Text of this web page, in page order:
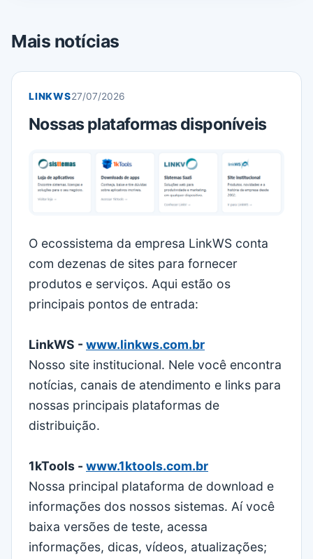
Mais notícias
LINKWS27/07/2026
Nossas plataformas disponíveis
O ecossistema da empresa LinkWS conta
com dezenas de sites para fornecer
produtos e serviços. Aqui estão os
principais pontos de entrada:
LinkWS - www.linkws.com.br
Nosso site institucional. Nele você encontra
notícias, canais de atendimento e links para
nossas principais plataformas de
distribuição.
1kTools - www.1ktools.com.br
Nossa principal plataforma de download e
informações dos nossos sistemas. Aí você
baixa versões de teste, acessa
informações, dicas, vídeos, atualizações;